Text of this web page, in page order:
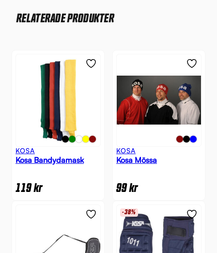
RELATERADE PRODUKTER
KOSA
Kosa Bandydamask
119kr
KOSA
Kosa Mössa
99kr
-38%